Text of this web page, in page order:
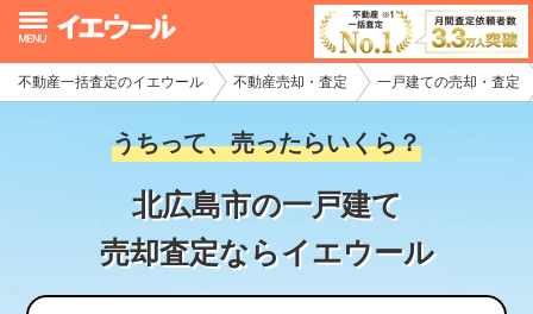
不動産一括査定のイエウール 不動産売却・査定 一戸建ての売却・査定
うちって、売ったらいくら？
北広島市の一戸建て
売却査定ならイエウール
イエウール加盟希望の不動産会社様
初めての方へ
不動産売却の流れ
不動産の売却・一括査定